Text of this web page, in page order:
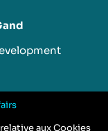
aux Cookies